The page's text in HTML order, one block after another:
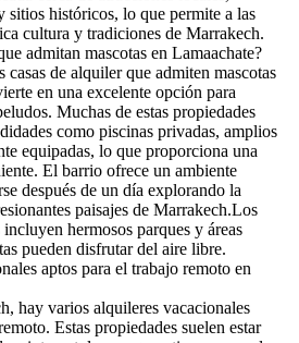
sitios históricos, lo que permite a las
cultura y tradiciones de Marrakech.
admitan mascotas en Lamaachate?
casas de alquiler que admiten mascotas
en una excelente opción para
Muchas de estas propiedades
como piscinas privadas, amplios
equipadas, lo que proporciona una
El barrio ofrece un ambiente
después de un día explorando la
paisajes de Marrakech.Los
hermosos parques y áreas
pueden disfrutar del aire libre.
aptos para el trabajo remoto en
hay varios alquileres vacacionales
Estas propiedades suelen estar